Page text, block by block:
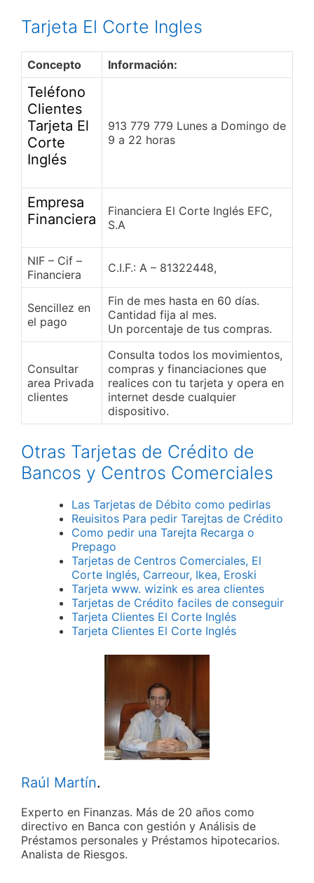
Tarjeta El Corte Ingles
Concepto Información:
Teléfono
Clientes
Tarjeta El
Corte
Inglés
913 779 779 Lunes a Domingo de
9 a 22 horas
Empresa
Financiera
Financiera El Corte Inglés EFC,
S.A
NIF – Cif –
Financiera
C.I.F.: A – 81322448,
Sencillez en
el pago
Fin de mes hasta en 60 días.
Cantidad fija al mes.
Un porcentaje de tus compras.
Consultar
area Privada
clientes
Consulta todos los movimientos,
compras y financiaciones que
realices con tu tarjeta y opera en
internet desde cualquier
dispositivo.
Otras Tarjetas de Crédito de
Bancos y Centros Comerciales
Las Tarjetas de Débito como pedirlas
Reuisitos Para pedir Tarejtas de Crédito
Como pedir una Tarejta Recarga o
Prepago
Tarjetas de Centros Comerciales, El
Corte Inglés, Carreour, Ikea, Eroski
Tarjeta www. wizink es area clientes
Tarjetas de Crédito faciles de conseguir
Tarjeta Clientes El Corte Inglés
Tarjeta Clientes El Corte Inglés
Raúl Martín.
Experto en Finanzas. Más de 20 años como
directivo en Banca con gestión y Análisis de
Préstamos personales y Préstamos hipotecarios.
Analista de Riesgos.